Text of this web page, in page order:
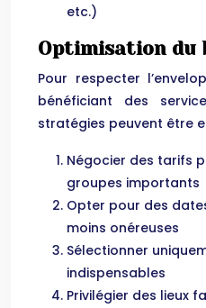
etc.)
Optimisation du
Pour respecter
bénéficiant des
stratégies peuvent être
Négocier des tarifs
groupes importants
Opter pour des
moins onéreuses
Sélectionner
indispensables
Privilégier des lieux